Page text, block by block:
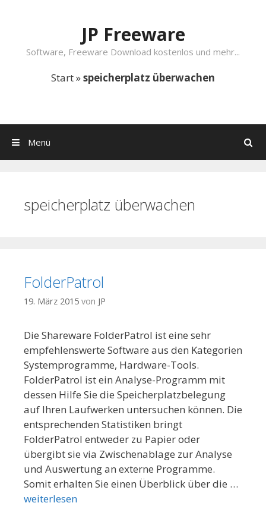
JP Freeware
Software, Freeware Download kostenlos und mehr...
Start»speicherplatz überwachen
Suchen
Menü
speicherplatz überwachen
FolderPatrol
19. März 2015 von JP
Die Shareware FolderPatrol ist eine sehr
empfehlenswerte Software aus den Kategorien
Systemprogramme, Hardware-Tools.
FolderPatrol ist ein Analyse-Programm mit
dessen Hilfe Sie die Speicherplatzbelegung
auf Ihren Laufwerken untersuchen können. Die
entsprechenden Statistiken bringt
FolderPatrol entweder zu Papier oder
übergibt sie via Zwischenablage zur Analyse
und Auswertung an externe Programme.
Somit erhalten Sie einen Überblick über die …
weiterlesen